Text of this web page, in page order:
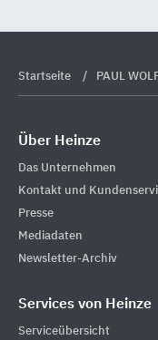
Startseite PAUL
Über Heinze
Das Unternehmen
Kontakt und
Presse
Mediadaten
Newsletter-Archiv
Services von Heinze
Serviceübersicht